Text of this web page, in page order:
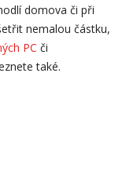
domova či při
nemalou částku,
PC či
také.